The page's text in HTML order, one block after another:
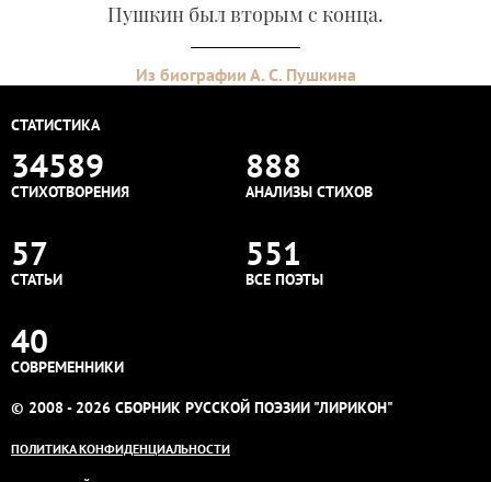
Пушкин был вторым с конца.
Из биографии А. С. Пушкина
СТАТИСТИКА
34589
СТИХОТВОРЕНИЯ
888
АНАЛИЗЫ СТИХОВ
57
СТАТЬИ
551
ВСЕ ПОЭТЫ
40
СОВРЕМЕННИКИ
© 2008 - 2026 СБОРНИК РУССКОЙ ПОЭЗИИ "ЛИРИКОН"
ПОЛИТИКА КОНФИДЕНЦИАЛЬНОСТИ